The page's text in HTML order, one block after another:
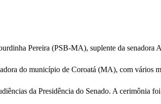
Pereira (PSB-MA), suplente da
do município de Coroatá (MA), com vários
da Presidência do Senado. A